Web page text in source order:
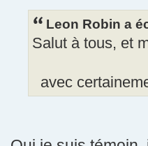
Leon Robin a
Salut à tous, et
avec